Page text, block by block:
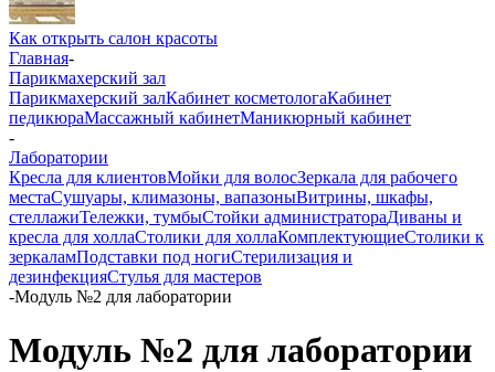
Как открыть салон красоты
Главная-
Парикмахерский зал
Парикмахерский залКабинет косметологаКабинет
педикюраМассажный кабинетМаникюрный кабинет
-
Лаборатории
Кресла для клиентовМойки для волосЗеркала для рабочего
местаСушуары, климазоны, вапазоныВитрины, шкафы,
стеллажиТележки, тумбыСтойки администратораДиваны и
кресла для холлаСтолики для холлаКомплектующиеСтолики к
зеркаламПодставки под ногиСтерилизация и
дезинфекцияСтулья для мастеров
-Модуль №2 для лаборатории
Модуль №2 для лаборатории